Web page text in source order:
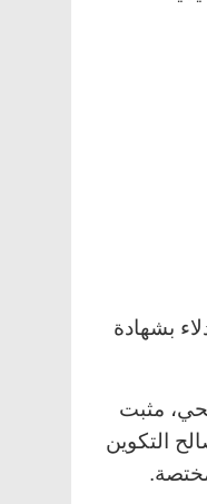
بشهادة
مثبت
التكوين